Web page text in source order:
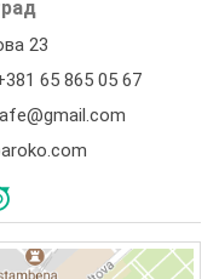
23
65 865 05 67